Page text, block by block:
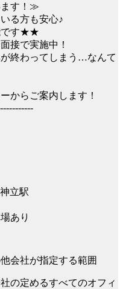
ます！≫
る方も安心♪
です★★
接で実施中！
終わってしまう…なんて
からご案内します！
立駅
あり
会社が指定する範囲
の定めるすべてのオフィ